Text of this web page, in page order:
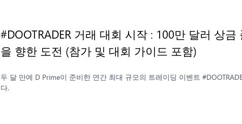
#DOOTRADER 거래 대회 시작 : 100만 달러 상
을 향한 도전 (참가 및 대회 가이드 포함)
두 달 만에 D Prime이 준비한 연간 최대 규모의 트레이딩 이벤트
다.